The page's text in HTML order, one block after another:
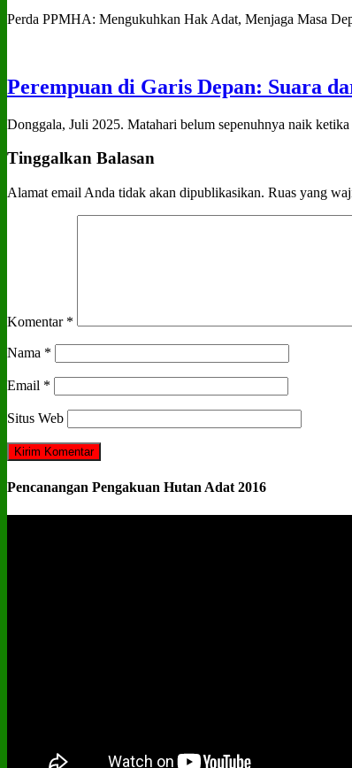
Perda PPMHA: Mengukuhkan Hak Adat, Menjaga Masa
Perempuan di Garis Depan: Suara
Donggala, Juli 2025. Matahari belum sepenuhnya naik
Tinggalkan Balasan
Alamat email Anda tidak akan dipublikasikan. Ruas yang
Komentar *
Nama *
Email *
Situs Web
Pencanangan Pengakuan Hutan Adat 2016